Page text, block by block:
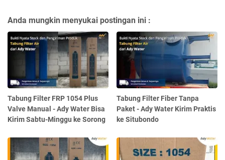
Anda mungkin menyukai postingan ini :
Tabung Filter FRP 1054 Plus
Valve Manual - Ady Water Bisa
Kirim Sabtu-Minggu ke Sorong
Tabung Filter Fiber Tanpa
Paket - Ady Water Kirim Praktis
ke Situbondo